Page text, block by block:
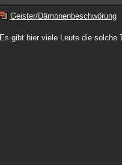
Geister/Dämonenbeschwörung
Es gibt hier viele Leute die solche